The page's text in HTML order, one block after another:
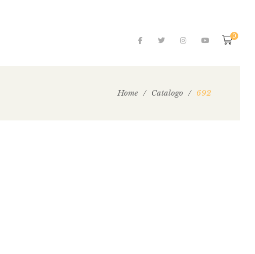
0
Home / Catalogo / 692